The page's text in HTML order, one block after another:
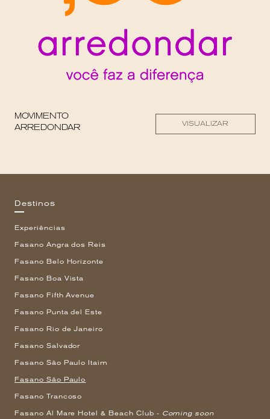
MOVIMENTO
ARREDONDAR
VISUALIZAR
Destinos
Experiências
Fasano Angra dos Reis
Fasano Belo Horizonte
Fasano Boa Vista
Fasano Fifth Avenue
Fasano Punta del Este
Fasano Rio de Janeiro
Fasano Salvador
Fasano São Paulo Itaim
Fasano São Paulo
Fasano Trancoso
Fasano Al Mare Hotel & Beach Club - Coming soon